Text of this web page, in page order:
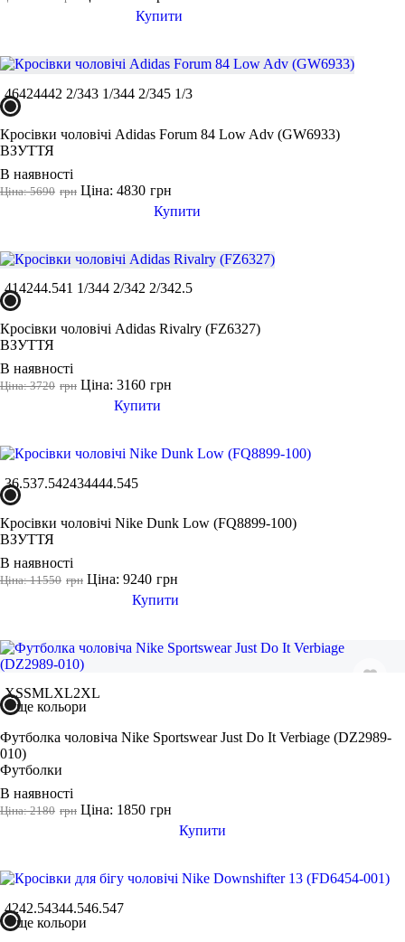
Купити
46424442 2/343 1/344 2/345 1/3
Кросівки чоловічі Adidas Forum 84 Low Adv (GW6933)
ВЗУТТЯ
В наявності
грн
Ціна: 5690 грн
Ціна: 4830
Купити
414244.541 1/344 2/342 2/342.5
Кросівки чоловічі Adidas Rivalry (FZ6327)
ВЗУТТЯ
В наявності
грн
Ціна: 3720 грн
Ціна: 3160
Купити
36.537.542434444.545
Кросівки чоловічі Nike Dunk Low (FQ8899-100)
ВЗУТТЯ
В наявності
грн
Ціна: 11550 грн
Ціна: 9240
Купити
XSSMLXL2XL
ще кольори
Футболка чоловіча Nike Sportswear Just Do It Verbiage (DZ2989-
010)
Футболки
В наявності
грн
Ціна: 2180 грн
Ціна: 1850
Купити
4242.54344.546.547
ще кольори